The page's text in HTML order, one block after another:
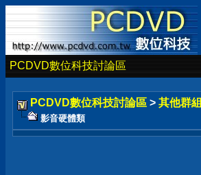
PCDVD數位科技討論區
PCDVD數位科技討論區 > 其他群組
影音硬體類